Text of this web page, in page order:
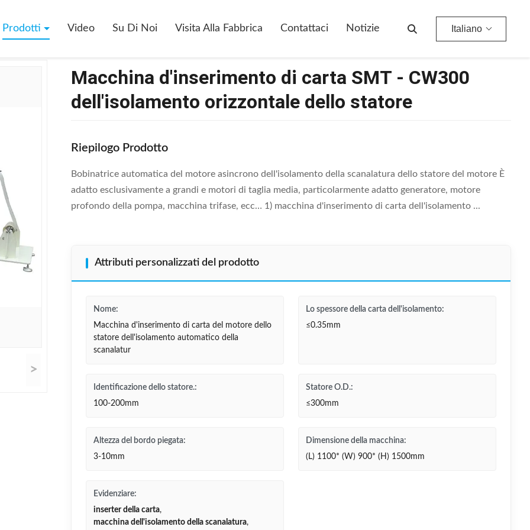
Prodotti Video Su Di Noi Visita Alla Fabbrica Contattaci Notizie Italiano
>
Macchina d'inserimento di carta SMT - CW300
dell'isolamento orizzontale dello statore
Riepilogo Prodotto
Bobinatrice automatica del motore asincrono dell'isolamento della scanalatura dello statore del motore È
adatto esclusivamente a grandi e motori di taglia media, particolarmente adatto generatore, motore
profondo della pompa, macchina trifase, ecc… 1) macchina d'inserimento di carta dell'isolamento ...
Attributi personalizzati del prodotto
Nome:
Macchina d'inserimento di carta del motore dello
statore dell'isolamento automatico della
scanalatur
Lo spessore della carta dell'isolamento:
≤0.35mm
Identificazione dello statore.:
100-200mm
Statore O.D.:
≤300mm
Altezza del bordo piegata:
3-10mm
Dimensione della macchina:
(L) 1100* (W) 900* (H) 1500mm
Evidenziare:
inserter della carta,
macchina dell'isolamento della scanalatura,